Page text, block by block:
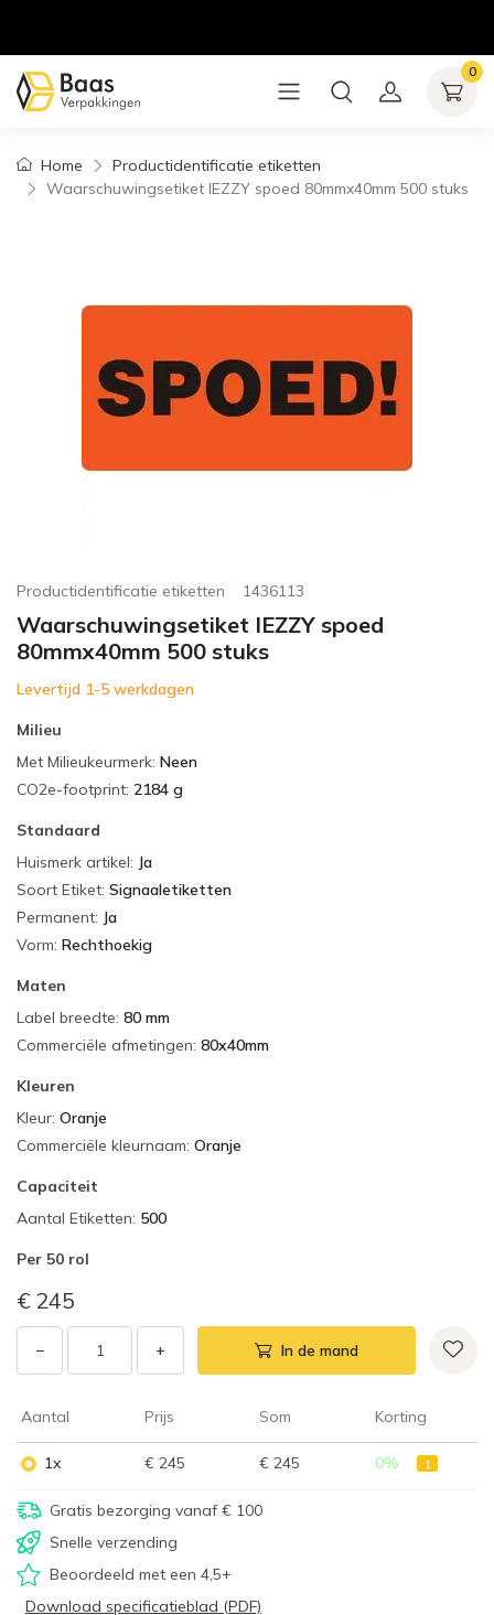
0
Home
Productidentificatie etiketten
Waarschuwingsetiket IEZZY spoed 80mmx40mm 500 stuks
Productidentificatie etiketten 1436113
Waarschuwingsetiket IEZZY spoed
80mmx40mm 500 stuks
Levertijd 1-5 werkdagen
Milieu
Met Milieukeurmerk: Neen
CO2e-footprint: 2184 g
Standaard
Huismerk artikel: Ja
Soort Etiket: Signaaletiketten
Permanent: Ja
Vorm: Rechthoekig
Maten
Label breedte: 80 mm
Commerciële afmetingen: 80x40mm
Kleuren
Kleur: Oranje
Commerciële kleurnaam: Oranje
Capaciteit
Aantal Etiketten: 500
Per 50 rol
€ 245
− + In de mand
Aantal Prijs Som Korting
1x € 245 € 245 0% 1
Gratis bezorging vanaf € 100
Snelle verzending
Beoordeeld met een 4,5+
Download specificatieblad (PDF)